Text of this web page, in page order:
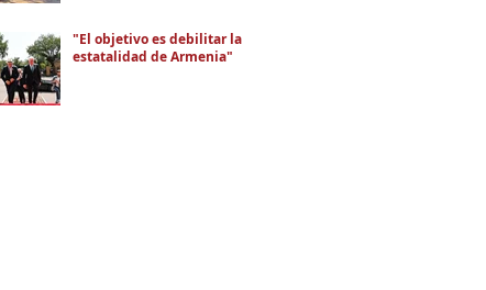
"El objetivo es debilitar la
estatalidad de Armenia"